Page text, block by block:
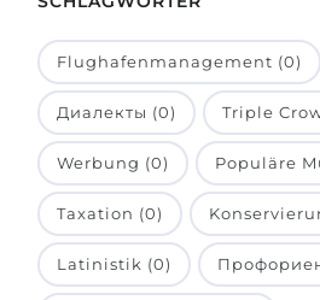
Holland-Test
Interessenkarte-Test
RIASEC-Test
Erfolgzu
100%
Unsere
BEWERBEN AUS …
Russland
Ukraine
Kasachstan
Aserbaidschan
Armenien
Belarus
Flughafenmanagement (0)
Диалекты (0) Triple
Werbung (0) Populäre
Taxation (0)
Latinistik (0)